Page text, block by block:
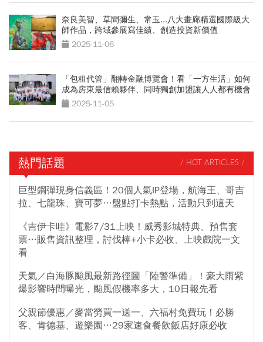
奈良美智、草間彌生、常玉...八大畫廊精選國際級大
師作品，跨域參展寫佳績、創造投資新價值
2025-11-06
「包租代管」翻轉金融博覽會！看「一方生活」如何
成為房東最信賴夥伴、同時獨創加盟讓人人都有機會
成為包租公
2025-11-05
熱門話題 / HOT ARTICLES /
巨型鋼彈現身信義區！20個人氣IP登場，航海王、哥吉
拉、七龍珠、寶可夢…盤點打卡熱點，活動只到這天
《吉伊卡哇》電影7/31上映！威秀影城特典、預售套
票…販售資訊整理，討伐棒+小卡必收、上映戲院一文
看
天氣／白海豚颱風最新路徑圖「陸警準備」！豪大雨紫
爆影響時間曝光，颱風假機率多大，10日報先看
父親節優惠／麥當勞買一送一、六福村免費玩！必勝
客、肯德基、遊樂園…29家速食餐飲飯店好康必收